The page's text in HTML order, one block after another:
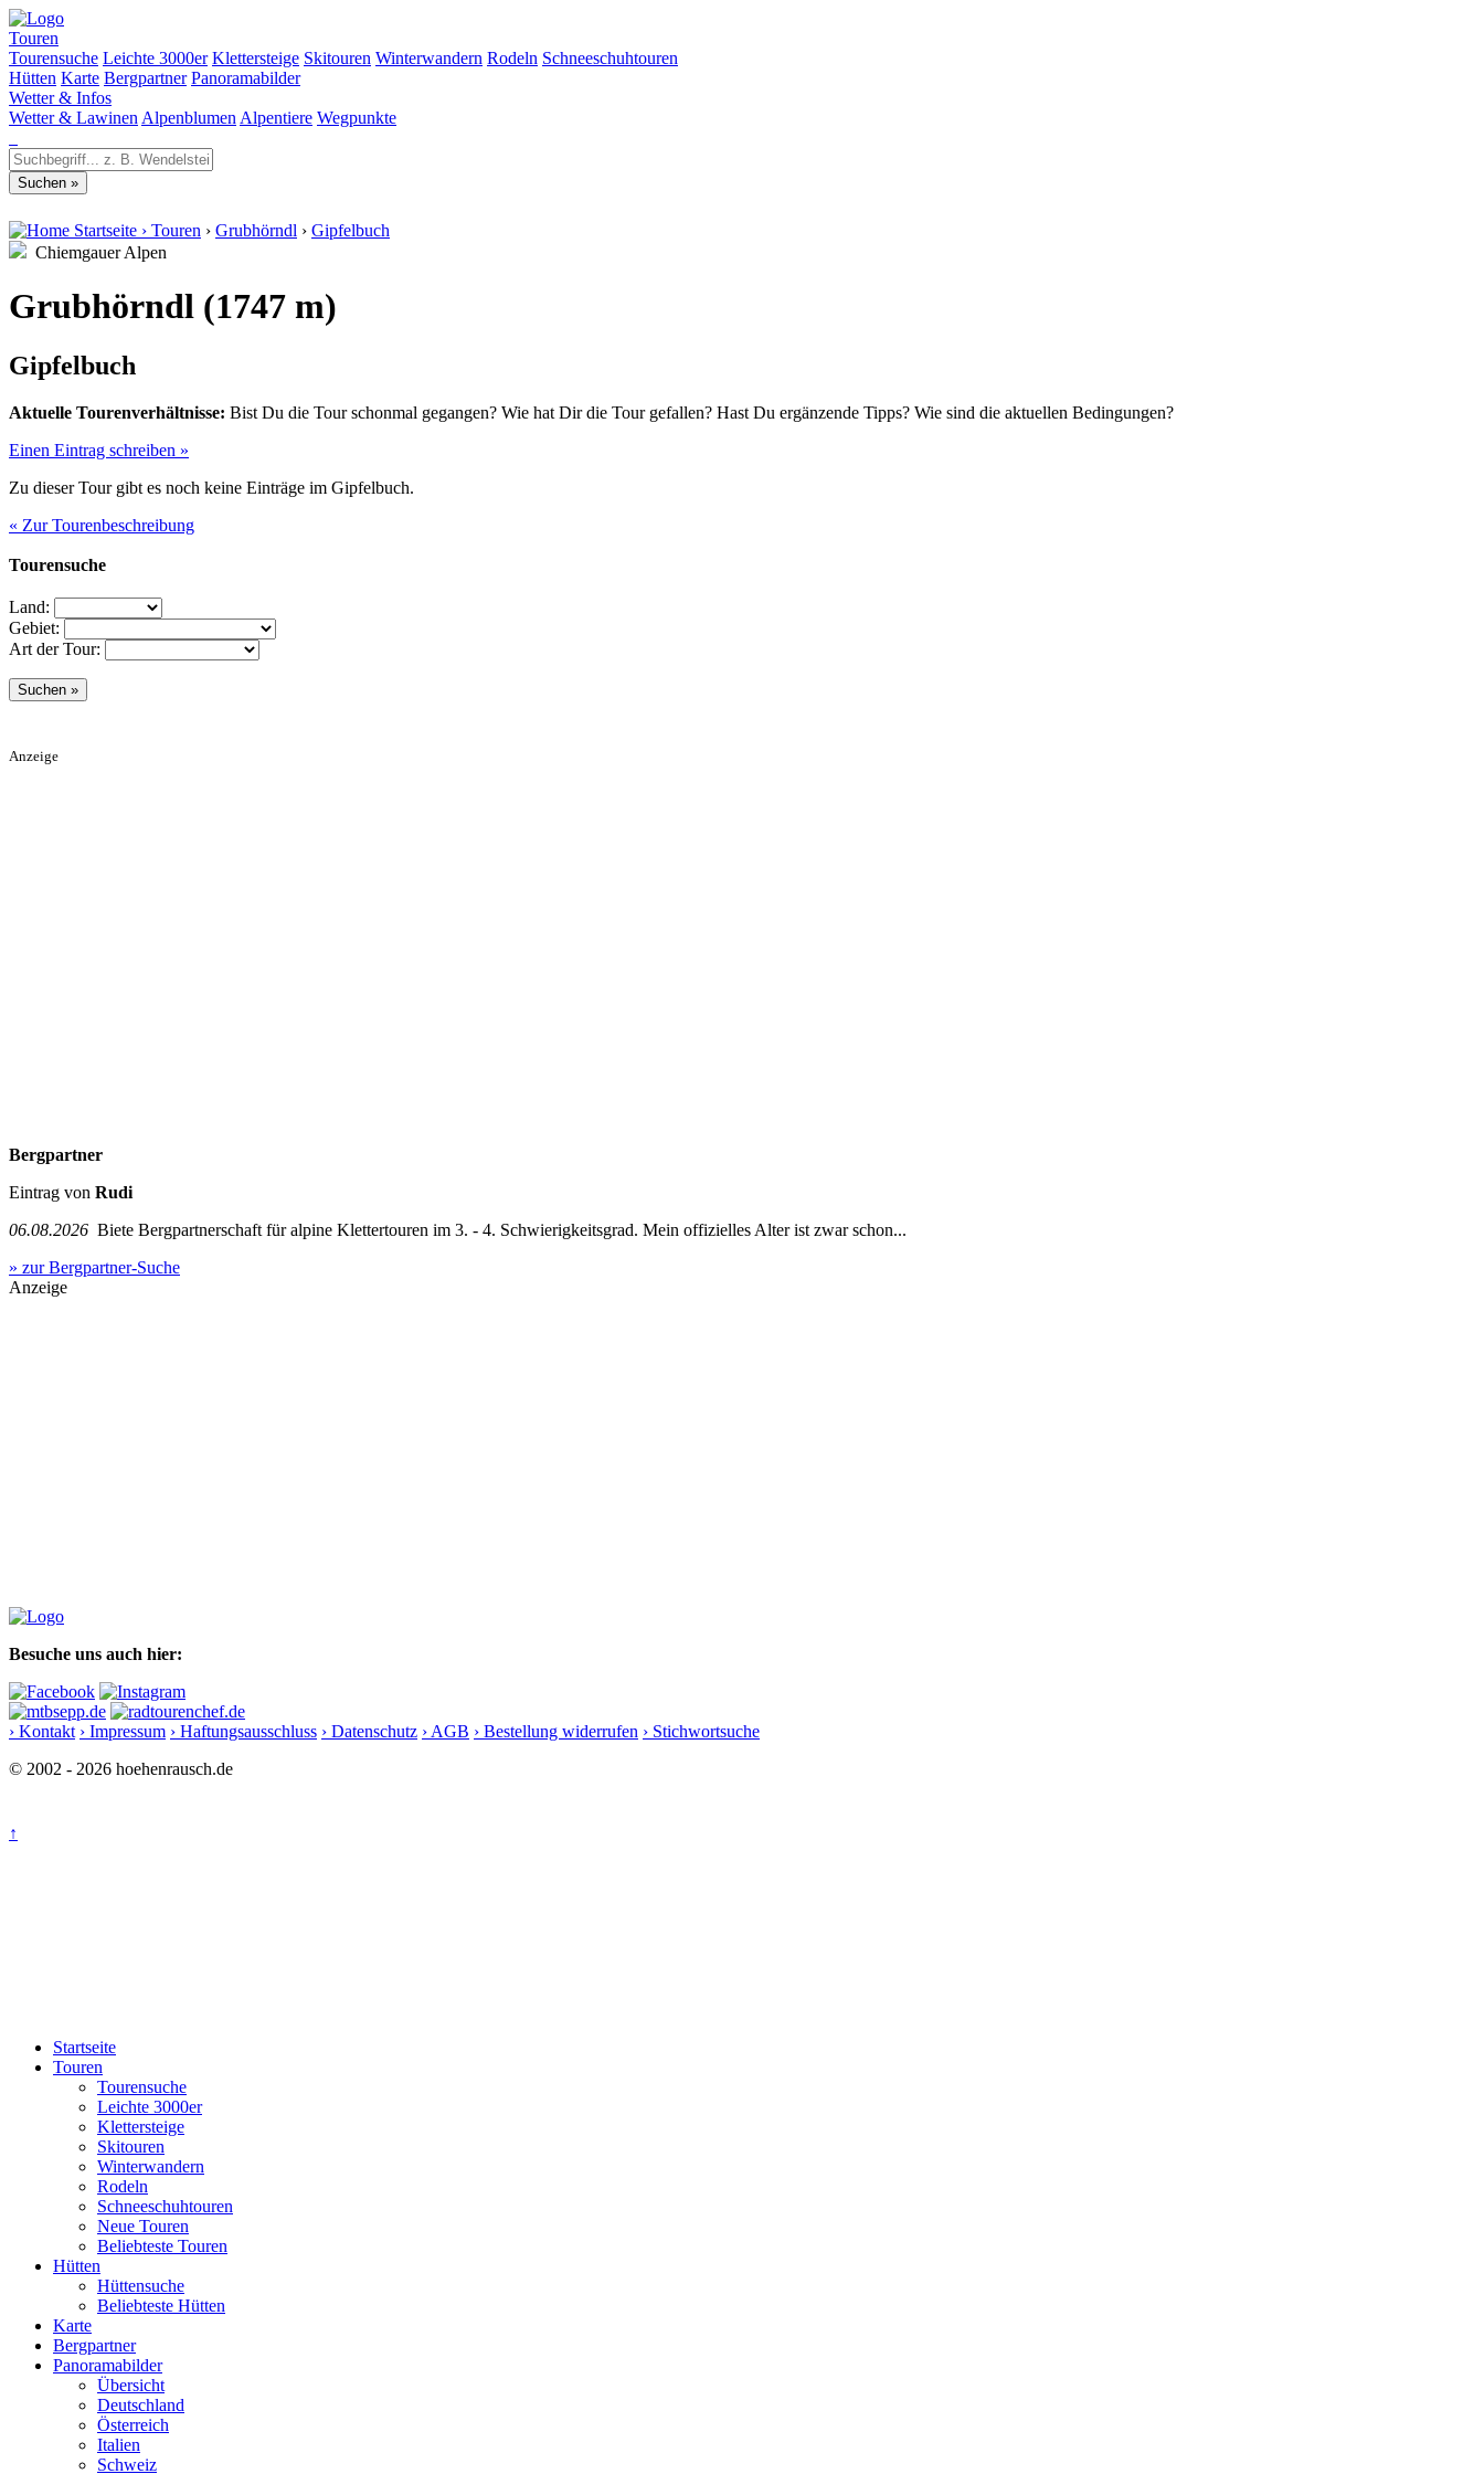
Touren
Tourensuche Leichte 3000er Klettersteige Skitouren Winterwandern Rodeln Schneeschuhtouren
Hütten Karte Bergpartner Panoramabilder
Wetter & Infos
Wetter & Lawinen Alpenblumen Alpentiere Wegpunkte
Startseite › Touren › Grubhörndl › Gipfelbuch
Chiemgauer Alpen
Grubhörndl (1747 m)
Gipfelbuch
Aktuelle Tourenverhältnisse: Bist Du die Tour schonmal gegangen? Wie hat Dir die Tour gefallen? Hast Du ergänzende Tipps? Wie sind die aktuellen Bedingungen?
Einen Eintrag schreiben »
Zu dieser Tour gibt es noch keine Einträge im Gipfelbuch.
« Zur Tourenbeschreibung
Tourensuche
Land:
Gebiet:
Art der Tour:
Anzeige
Bergpartner
Eintrag von Rudi
06.08.2026 Biete Bergpartnerschaft für alpine Klettertouren im 3. - 4. Schwierigkeitsgrad. Mein offizielles Alter ist zwar schon...
» zur Bergpartner-Suche
Anzeige
Besuche uns auch hier:
› Kontakt › Impressum › Haftungsausschluss › Datenschutz › AGB › Bestellung widerrufen › Stichwortsuche
© 2002 - 2026 hoehenrausch.de
↑
Startseite
Touren
Tourensuche
Leichte 3000er
Klettersteige
Skitouren
Winterwandern
Rodeln
Schneeschuhtouren
Neue Touren
Beliebteste Touren
Hütten
Hüttensuche
Beliebteste Hütten
Karte
Bergpartner
Panoramabilder
Übersicht
Deutschland
Österreich
Italien
Schweiz